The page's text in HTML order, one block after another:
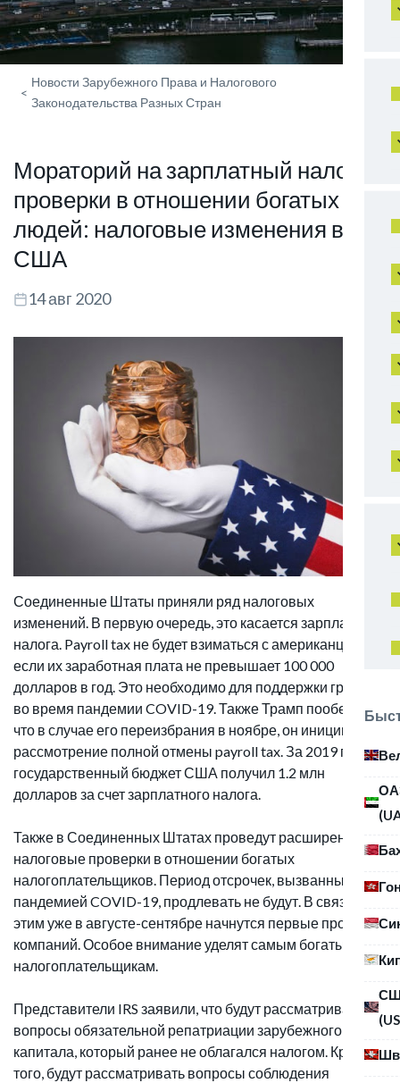
<
Новости Зарубежного Права и Налогового
Законодательства Разных Стран
Мораторий на зарплатный налог и
проверки в отношении богатых
людей: налоговые изменения в
США
14 авг 2020
Соединенные Штаты приняли ряд налоговых
изменений. В первую очередь, это касается зарплатного
налога. Payroll tax не будет взиматься с американцев,
если их заработная плата не превышает 100 000
долларов в год. Это необходимо для поддержки граждан
во время пандемии COVID-19. Также Трамп пообещал,
что в случае его переизбрания в ноябре, он инициирует
рассмотрение полной отмены payroll tax. За 2019 год
государственный бюджет США получил 1.2 млн
долларов за счет зарплатного налога.
Также в Соединенных Штатах проведут расширенные
налоговые проверки в отношении богатых
налогоплательщиков. Период отсрочек, вызванных
пандемией COVID-19, продлевать не будут. В связи с
этим уже в августе-сентябре начнутся первые проверки
компаний. Особое внимание уделят самым богатым
налогоплательщикам.
Представители IRS заявили, что будут рассматриваться
вопросы обязательной репатриации зарубежного
капитала, который ранее не облагался налогом. Кроме
того, будут рассматривать вопросы соблюдения